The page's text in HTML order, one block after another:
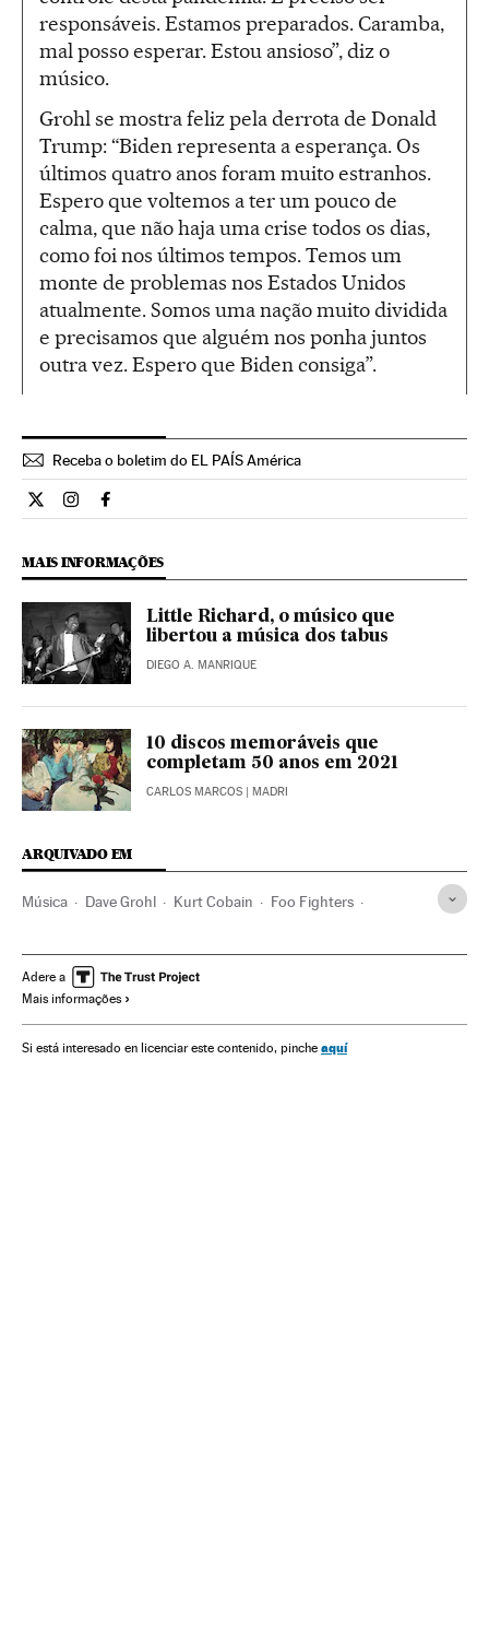
responsáveis. Estamos preparados. Caramba,
mal posso esperar. Estou ansioso”, diz o
músico.
Grohl se mostra feliz pela derrota de Donald
Trump: “Biden representa a esperança. Os
últimos quatro anos foram muito estranhos.
Espero que voltemos a ter um pouco de
calma, que não haja uma crise todos os dias,
como foi nos últimos tempos. Temos um
monte de problemas nos Estados Unidos
atualmente. Somos uma nação muito dividida
e precisamos que alguém nos ponha juntos
outra vez. Espero que Biden consiga”.
Receba o boletim do EL PAÍS América
Cultura El País Brasil en Twitter
Cultura El País Brasil en Instagram
Cultura El País Brasil en Facebook
MAIS INFORMAÇÕES
Little Richard, o músico que
libertou a música dos tabus
DIEGO A. MANRIQUE
10 discos memoráveis que
completam 50 anos em 2021
CARLOS MARCOS | MADRI
ARQUIVADO EM
Música Dave Grohl Kurt Cobain Foo Fighters
Bandas música David Bowie
Tom Petty & The Heartbreakers
Adere a
Mais informações
Si está interesado en licenciar este contenido, pinche aquí